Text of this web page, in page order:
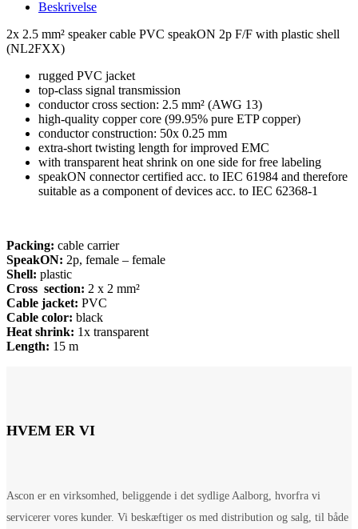
Beskrivelse
2x 2.5 mm² speaker cable PVC speakON 2p F/F with plastic shell
(NL2FXX)
rugged PVC jacket
top-class signal transmission
conductor cross section: 2.5 mm² (AWG 13)
high-quality copper core (99.95% pure ETP copper)
conductor construction: 50x 0.25 mm
extra-short twisting length for improved EMC
with transparent heat shrink on one side for free labeling
speakON connector certified acc. to IEC 61984 and therefore
suitable as a component of devices acc. to IEC 62368-1
Packing: cable carrier
SpeakON: 2p, female – female
Shell: plastic
Cross section: 2 x 2 mm²
Cable jacket: PVC
Cable color: black
Heat shrink: 1x transparent
Length: 15 m
HVEM ER VI
Ascon er en virksomhed, beliggende i det sydlige Aalborg, hvorfra vi
servicerer vores kunder. Vi beskæftiger os med distribution og salg, til både